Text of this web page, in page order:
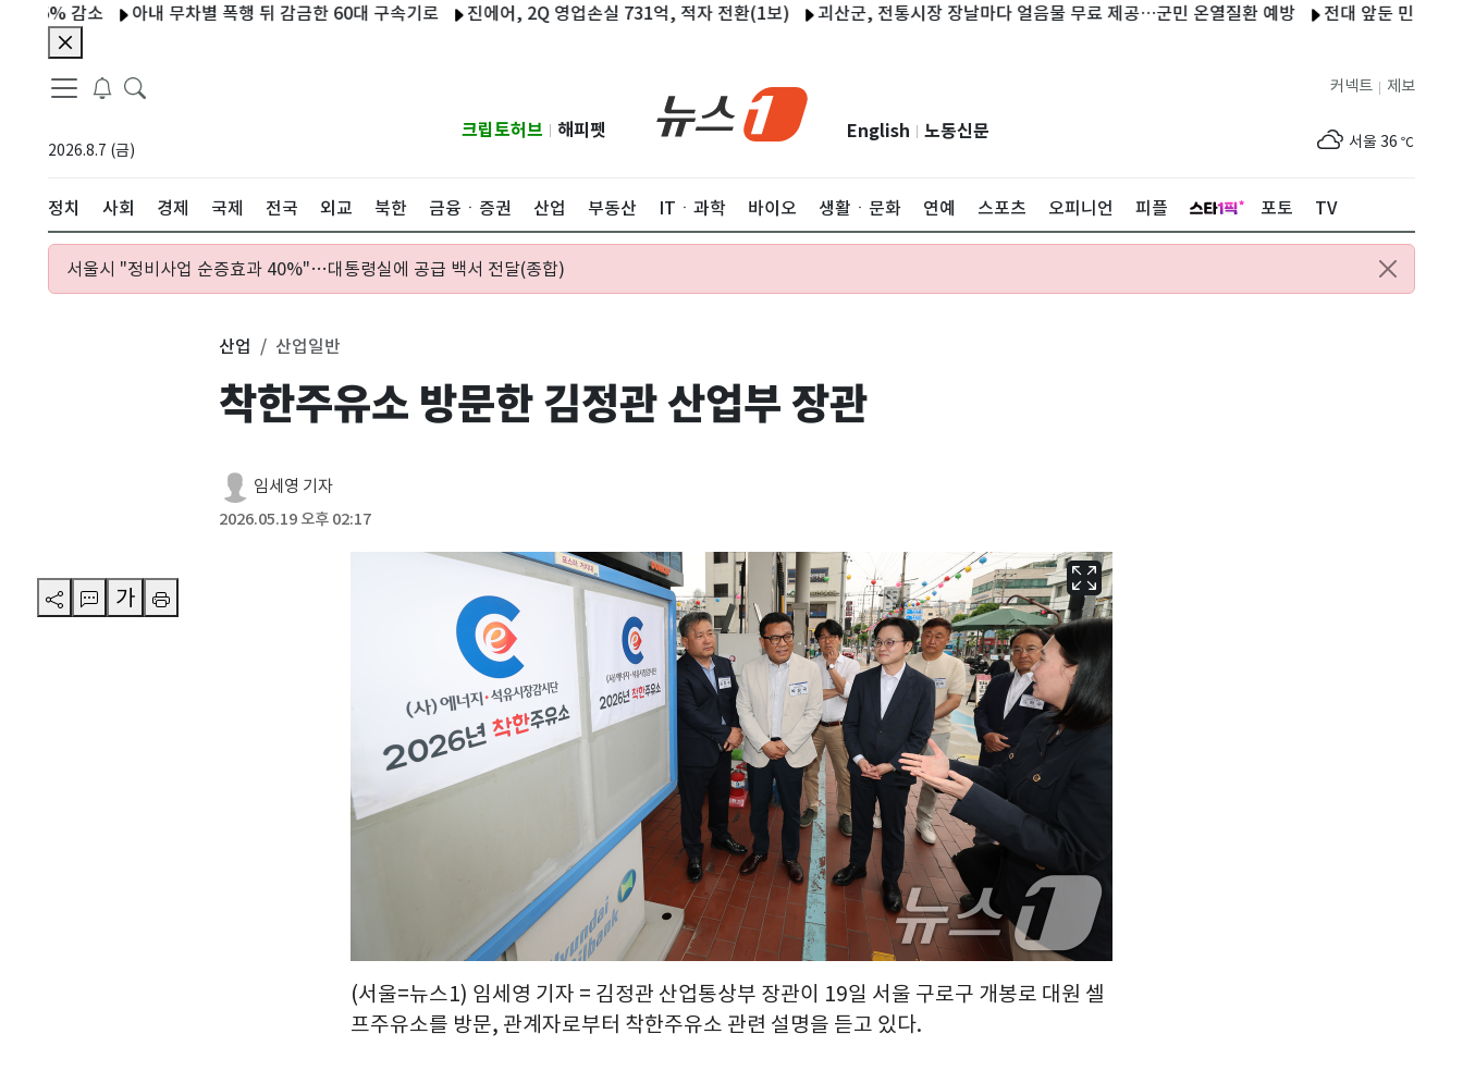
아내 무차별 폭행 뒤 감금한 60대 구속기로 진에어, 2Q 영업손실 731억, 적자 전환(1보) 괴산군, 전통시장 장날마다 얼음물 무료 제공…군민 온열질환 예방 전대 앞둔 민주 당원 1.7만
2026.8.7 (금)
크립토허브 해피펫 English 노동신문
제보
커넥트
서울 36 ℃
37
정치 사회 경제 국제 전국 외교 북한 금융ㆍ증권 산업 부동산 ITㆍ과학 바이오 생활ㆍ문화 연예 스포츠 오피니언 피플 포토 TV
서울시 "정비사업 순증효과 40%"…대통령실에 공급 백서 전달(종합)
가
산업 산업일반
착한주유소 방문한 김정관 산업부 장관
임세영 기자
2026.05.19 오후 02:17
(서울=뉴스1) 임세영 기자 = 김정관 산업통상부 장관이 19일 서울 구로구 개봉로 대원 셀
프주유소를 방문, 관계자로부터 착한주유소 관련 설명을 듣고 있다.